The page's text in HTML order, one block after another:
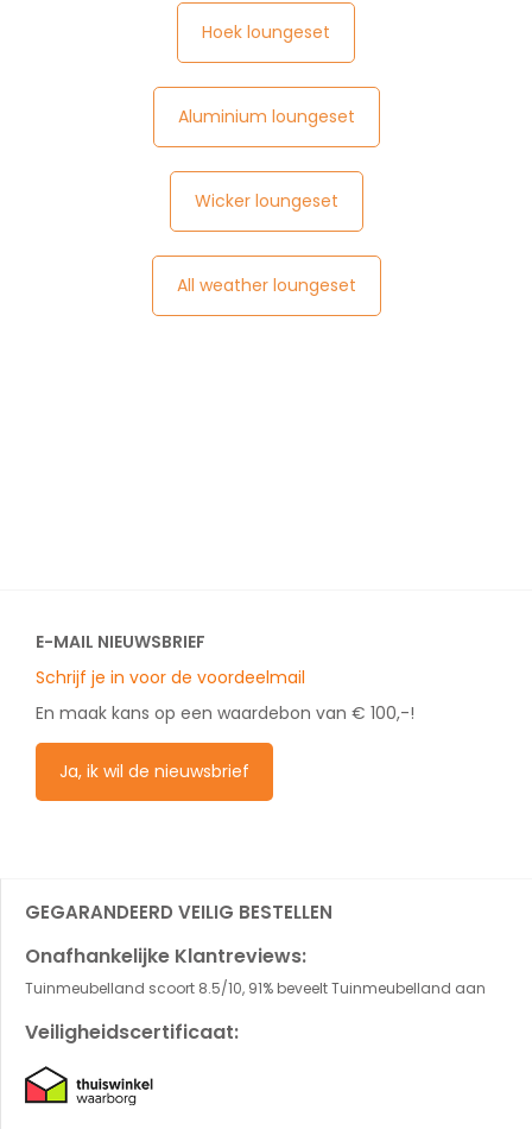
Hoek loungeset
Aluminium loungeset
Wicker loungeset
All weather loungeset
E-MAIL NIEUWSBRIEF
Schrijf je in voor de voordeelmail
En maak kans op een waardebon van € 100,-!
Ja, ik wil de nieuwsbrief
GEGARANDEERD VEILIG BESTELLEN
Onafhankelijke Klantreviews:
Tuinmeubelland scoort 8.5/10, 91% beveelt Tuinmeubelland aan
Veiligheidscertificaat: